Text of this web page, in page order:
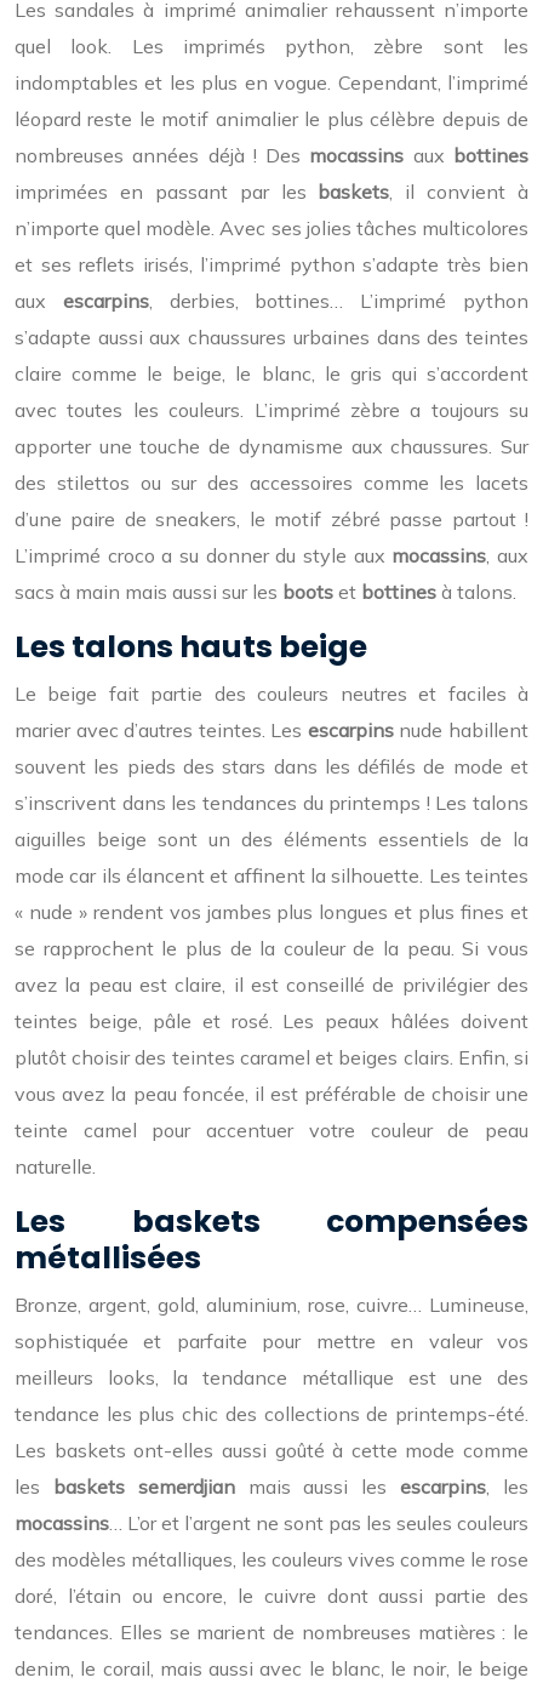
Les sandales à imprimé animalier rehaussent n’importe
quel look. Les imprimés python, zèbre sont les
indomptables et les plus en vogue. Cependant, l’imprimé
léopard reste le motif animalier le plus célèbre depuis de
nombreuses années déjà ! Des mocassins aux bottines
imprimées en passant par les baskets, il convient à
n’importe quel modèle. Avec ses jolies tâches multicolores
et ses reflets irisés, l’imprimé python s’adapte très bien
aux escarpins, derbies, bottines… L’imprimé python
s’adapte aussi aux chaussures urbaines dans des teintes
claire comme le beige, le blanc, le gris qui s’accordent
avec toutes les couleurs. L’imprimé zèbre a toujours su
apporter une touche de dynamisme aux chaussures. Sur
des stilettos ou sur des accessoires comme les lacets
d’une paire de sneakers, le motif zébré passe partout !
L’imprimé croco a su donner du style aux mocassins, aux
sacs à main mais aussi sur les boots et bottines à talons.
Les talons hauts beige
Le beige fait partie des couleurs neutres et faciles à
marier avec d’autres teintes. Les escarpinsnude habillent
souvent les pieds des stars dans les défilés de mode et
s’inscrivent dans les tendances du printemps ! Les talons
aiguilles beige sont un des éléments essentiels de la
mode car ils élancent et affinent la silhouette. Les teintes
« nude » rendent vos jambes plus longues et plus fines et
se rapprochent le plus de la couleur de la peau. Si vous
avez la peau est claire, il est conseillé de privilégier des
teintes beige, pâle et rosé. Les peaux hâlées doivent
plutôt choisir des teintes caramel et beiges clairs. Enfin, si
vous avez la peau foncée, il est préférable de choisir une
teinte camel pour accentuer votre couleur de peau
naturelle.
Les baskets compensées
métallisées
Bronze, argent, gold, aluminium, rose, cuivre… Lumineuse,
sophistiquée et parfaite pour mettre en valeur vos
meilleurs looks, la tendance métallique est une des
tendance les plus chic des collections de printemps-été.
Les baskets ont-elles aussi goûté à cette mode comme
les
baskets semerdjianmais aussi lesescarpins, les
mocassins… L’or et l’argent ne sont pas les seules couleurs
des modèles métalliques, les couleurs vives comme le rose
doré, l’étain ou encore, le cuivre dont aussi partie des
tendances. Elles se marient de nombreuses matières : le
denim, le corail, mais aussi avec le blanc, le noir, le beige